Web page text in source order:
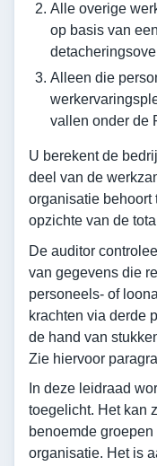
Alle overige
op basis van
Alleen die
vallen onder de
U berekent de
deel van de
organisatie behoort
opzichte van de
De auditor
van gegevens die
personeels- of
krachten via derde
de hand van
Zie hiervoor
In deze leidraad
toegelicht. Het kan
benoemde
organisatie. Het is